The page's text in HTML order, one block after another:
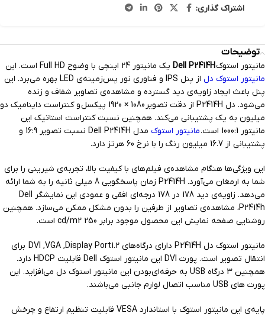
اشتراک گذاری:
توضیحات
مانیتور استوکDell P2414H یک مانیتور 24 اینچی با وضوح Full HD است. این
مانیتور استوک دل
از پنل IPS و فناوری نور پس‌زمینه‌ی LED بهره می‌برد. این
پنل باعث ایجاد زاویه‌ی دید گسترده و مشاهده‌ی تصاویر شفاف و زنده
می‌شود. دل P2414H از دقت تصویر
و کنتراست داینامیک دو
میلیون به یک پشتیبانی می‌کند. همچنین نسبت کنتراست استاتیک این
مانیتور 1000:1 است.
مانیتور استوک
مدل Dell P2414H نسبت تصویر 16:9 و
پشتیبانی از 16.7 میلیون رنگ را با نرخ 60 هرتز دارد.
این ویژگی‌ها هنگام مشاهده‌ی فیلم‌های با کیفیت بالا، تجربه‌ی شیرینی را برای
شما به ارمغان می‌آورد. P2414H زمان پاسخگویی 8 میلی ثانیه را به شما ارائه
می‌دهد. زاویه‌ی دید 178 در 178 درجه‌ای افقی و عمودی این نمایشگر Dell
P2414h، مشاهده‌ی تصاویر از طرفین را بدون مشکل ممکن می‌سازد. همچنین
روشنایی صفحه نمایش این محصول موجود برابر 250 cd/m2 است.
مانیتور استوک دل P2414H دارای درگاه‌های DVI ,VGA ,Display Port1.2 برای
انتقال تصویر است. پورت DVI این مانیتور استوک Dell قابلیت HDCP دارد.
همچنین 3 درگاه USB به حرفه‌ای‌بودن این مانیتور استوک دل می‌افزاید. این
پورت های USB مناسب اتصال لوارم جانبی می‌باشند.
پایه‌ی این مانیتور استوک با استاندارد VESA قابلیت تنظیم ارتفاع و چرخش